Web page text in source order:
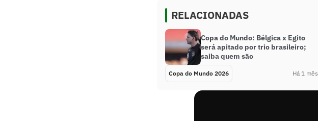
RELACIONADAS
Copa do Mundo: Bélgica x Egito
será apitado por trio brasileiro;
saiba quem são
Copa do Mundo 2026 Há 1 mês